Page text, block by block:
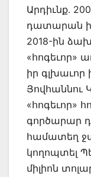
Արդիւնք.
դատարան
2018-ին
«հոգեւոր»
իր գլխաւոր
Յովհաննու
«հոգեւոր»
գործարար
համատեղ
կողոպտել
միլիոն